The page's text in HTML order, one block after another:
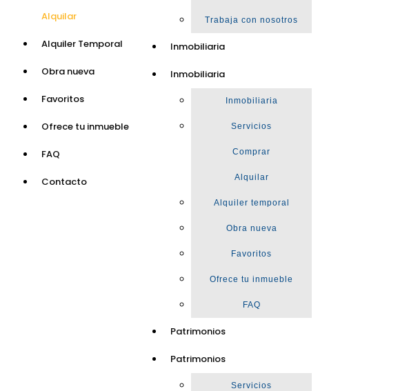
Trabaja con nosotros
Inmobiliaria
Inmobiliaria
Inmobiliaria
Servicios
Comprar
Alquilar
Alquiler temporal
Obra nueva
Favoritos
Ofrece tu inmueble
FAQ
Patrimonios
Patrimonios
Servicios
Alquilar
Alquiler Temporal
Obra nueva
Favoritos
Ofrece tu inmueble
FAQ
Contacto